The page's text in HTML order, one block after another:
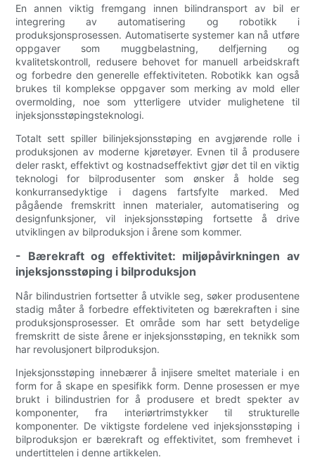
En annen viktig fremgang innen bilindransport av bil er
integrering av automatisering og robotikk i
produksjonsprosessen. Automatiserte systemer kan nå utføre
oppgaver som muggbelastning, delfjerning og
kvalitetskontroll, redusere behovet for manuell arbeidskraft
og forbedre den generelle effektiviteten. Robotikk kan også
brukes til komplekse oppgaver som merking av mold eller
overmolding, noe som ytterligere utvider mulighetene til
injeksjonsstøpingsteknologi.
Totalt sett spiller bilinjeksjonsstøping en avgjørende rolle i
produksjonen av moderne kjøretøyer. Evnen til å produsere
deler raskt, effektivt og kostnadseffektivt gjør det til en viktig
teknologi for bilprodusenter som ønsker å holde seg
konkurransedyktige i dagens fartsfylte marked. Med
pågående fremskritt innen materialer, automatisering og
designfunksjoner, vil injeksjonsstøping fortsette å drive
utviklingen av bilproduksjon i årene som kommer.
- Bærekraft og effektivitet: miljøpåvirkningen av
injeksjonsstøping i bilproduksjon
Når bilindustrien fortsetter å utvikle seg, søker produsentene
stadig måter å forbedre effektiviteten og bærekraften i sine
produksjonsprosesser. Et område som har sett betydelige
fremskritt de siste årene er injeksjonsstøping, en teknikk som
har revolusjonert bilproduksjon.
Injeksjonsstøping innebærer å injisere smeltet materiale i en
form for å skape en spesifikk form. Denne prosessen er mye
brukt i bilindustrien for å produsere et bredt spekter av
komponenter, fra interiørtrimstykker til strukturelle
komponenter. De viktigste fordelene ved injeksjonsstøping i
bilproduksjon er bærekraft og effektivitet, som fremhevet i
undertittelen i denne artikkelen.